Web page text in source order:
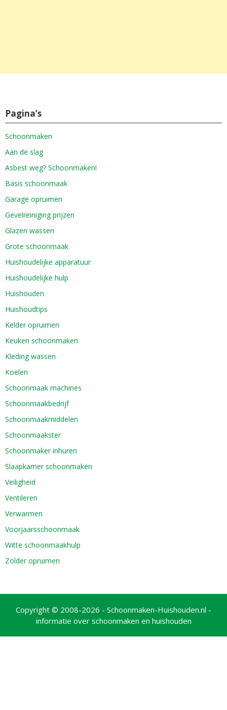
Pagina’s
Schoonmaken
Aan de slag
Asbest weg? Schoonmaken!
Basis schoonmaak
Garage opruimen
Gevelreiniging prijzen
Glazen wassen
Grote schoonmaak
Huishoudelijke apparatuur
Huishoudelijke hulp
Huishouden
Huishoudtips
Kelder opruimen
Keuken schoonmaken
Kleding wassen
Koelen
Schoonmaak machines
Schoonmaakbedrijf
Schoonmaakmiddelen
Schoonmaakster
Schoonmaker inhuren
Slaapkamer schoonmaken
Veiligheid
Ventileren
Verwarmen
Voorjaarsschoonmaak
Witte schoonmaakhulp
Zolder opruimen
Copyright © 2008-2026 - Schoonmaken-Huishouden.nl -
informatie over schoonmaken en huishouden